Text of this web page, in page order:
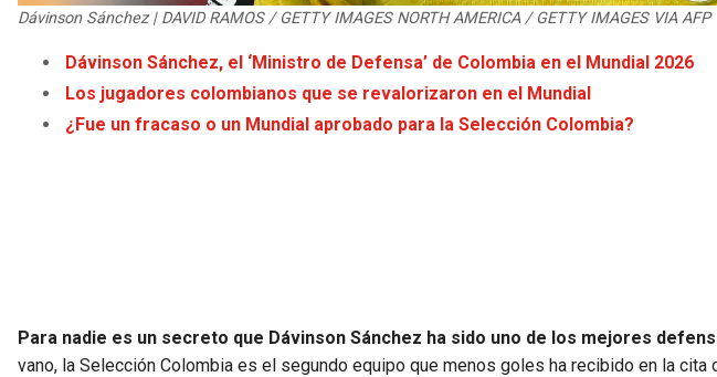
Dávinson Sánchez | DAVID RAMOS / GETTY IMAGES NORTH AMERICA / GETTY IMAGES VIA AFP
Dávinson Sánchez, el ‘Ministro de Defensa’ de Colombia en el Mundial 2026
Los jugadores colombianos que se revalorizaron en el Mundial
¿Fue un fracaso o un Mundial aprobado para la Selección Colombia?
Para nadie es un secreto que Dávinson Sánchez ha sido uno de los mejores
vano, la Selección Colombia es el segundo equipo que menos goles ha recibido en la cita